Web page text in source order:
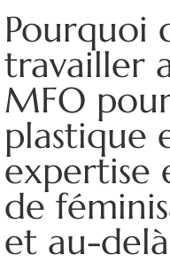
Pourquoi
travailler
MFO
plastique
expertise
de
et au-delà